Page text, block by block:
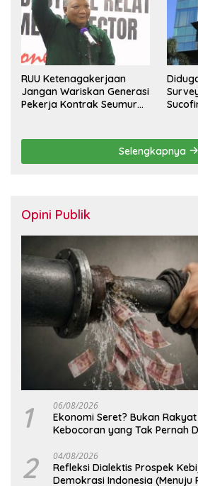
RUU Ketenagakerjaan
Jangan Wariskan Generasi
Pekerja Kontrak Seumur
Selengkapnya
Opini Publik
1 06/08/2026
Ekonomi Seret? Bukan
Kebocoran yang Tak Pernah
2 04/08/2026
Refleksi Dialektis Prospek
Demokrasi Indonesia (Menuju